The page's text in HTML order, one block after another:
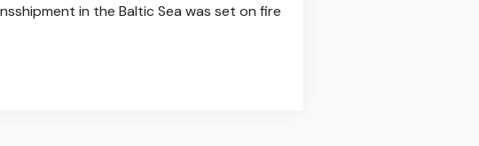
in the Baltic Sea was set on fire